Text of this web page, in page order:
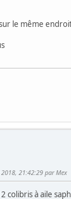
le même
2018, 21:42:29 par Mex
colibris à aile